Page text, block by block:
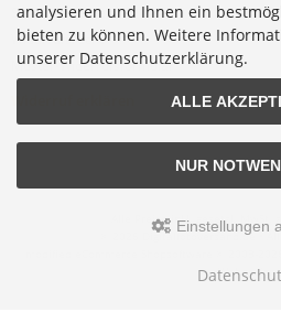
Sicher Einkaufen
Widerrufsrecht
Muster-Widerrufsformular
Alle Preise inkl. gesetzl. MwSt.
© 2026 Digitalfotoversand.de •
Webdesign
analysieren und Ihnen ein
bieten zu können. Weitere
unserer Datenschutzerklärung.
ALLE
NUR
Einstellungen